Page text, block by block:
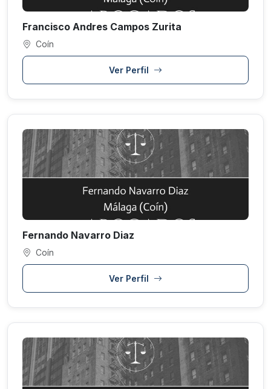
Francisco Andres Campos Zurita
Coín
Ver Perfil
Fernando Navarro Diaz
Coín
Ver Perfil